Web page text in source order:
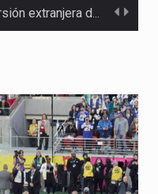
La inversión extranjera directa en Colombia comenzó a dar señales…
A pocas horas del cambio de gobierno, el equipo de…
La Alcaldía de Barranquilla puso en marcha un amplio plan…